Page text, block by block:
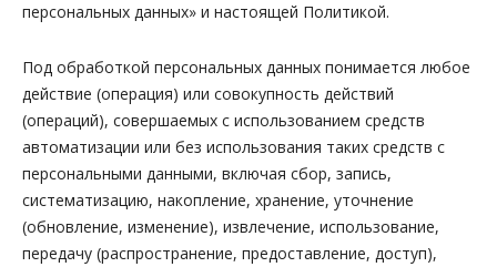
персональных данных» и настоящей Политикой.
Под обработкой персональных данных понимается любое
действие (операция) или совокупность действий
(операций), совершаемых с использованием средств
автоматизации или без использования таких средств с
персональными данными, включая сбор, запись,
систематизацию, накопление, хранение, уточнение
(обновление, изменение), извлечение, использование,
передачу (распространение, предоставление, доступ),